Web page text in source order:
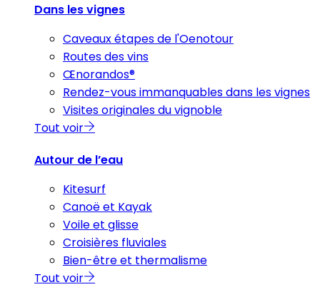
Dans les vignes
Caveaux étapes de l'Oenotour
Routes des vins
Œnorandos®
Rendez-vous immanquables dans les vignes
Visites originales du vignoble
Tout voir
Autour de l’eau
Kitesurf
Canoë et Kayak
Voile et glisse
Croisières fluviales
Bien-être et thermalisme
Tout voir